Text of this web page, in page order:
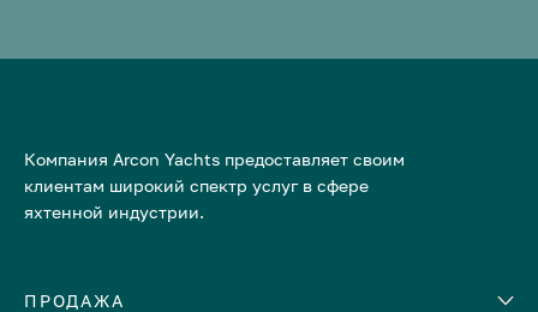
Компания Arcon Yachts предоставляет своим
клиентам широкий спектр услуг в сфере
яхтенной индустрии.
ПРОДАЖА